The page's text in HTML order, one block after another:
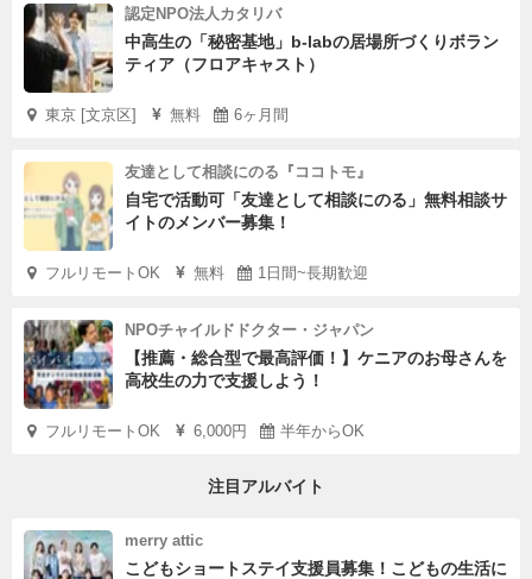
認定NPO法人カタリバ
中高生の「秘密基地」b-labの居場所づくりボラン
ティア（フロアキャスト）
東京 [文京区] 無料 6ヶ月間
友達として相談にのる『ココトモ』
自宅で活動可「友達として相談にのる」無料相談サ
イトのメンバー募集！
フルリモートOK 無料 1日間~長期歓迎
NPOチャイルドドクター・ジャパン
【推薦・総合型で最高評価！】ケニアのお母さんを
高校生の力で支援しよう！
フルリモートOK 6,000円 半年からOK
注目アルバイト
merry attic
こどもショートステイ支援員募集！こどもの生活に